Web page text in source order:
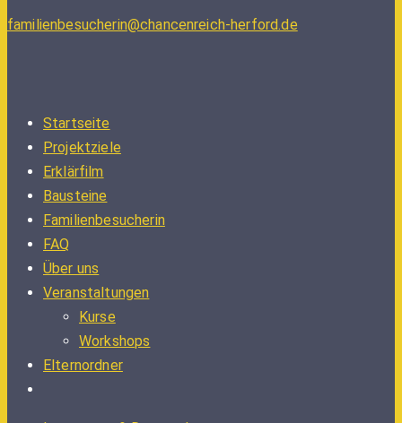
familienbesucherin@chancenreich-herford.de
Startseite
Projektziele
Erklärfilm
Bausteine
Familienbesucherin
FAQ
Über uns
Veranstaltungen
Kurse
Workshops
Elternordner